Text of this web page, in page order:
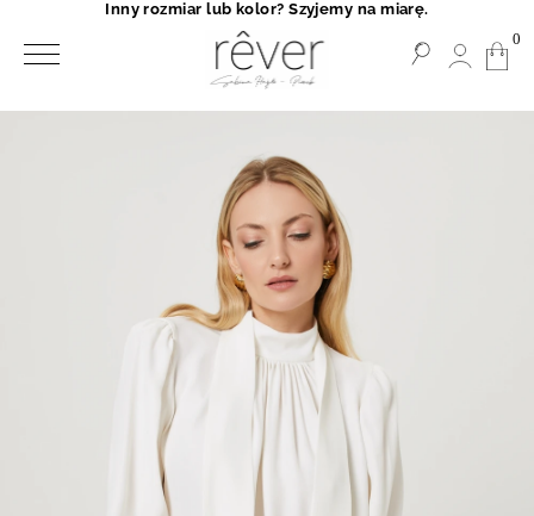
0
Inny rozmiar lub kolor? Szyjemy na miarę.